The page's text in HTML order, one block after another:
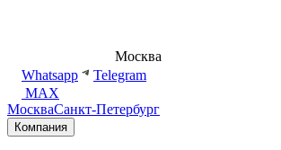
Москва
Whatsapp
Telegram
MAX
МоскваСанкт-Петербург
Компания